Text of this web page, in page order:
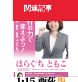
関連記事